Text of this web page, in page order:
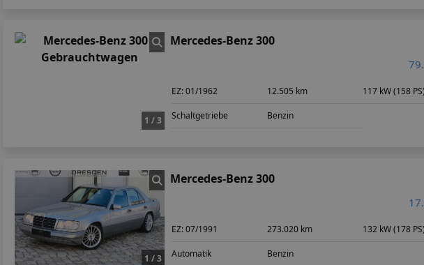
1 / 3
Mercedes-Benz 300
EZ:01/1962 12.505 km 117 kW (158 PS)
Schaltgetriebe Benzin
1 / 3
Mercedes-Benz 300
EZ:07/1991 273.020 km 132 kW (178 PS)
Automatik Benzin